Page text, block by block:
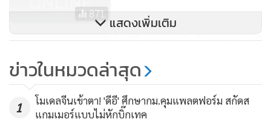
เข้ามาใช้มากขึ้น เช่น การให้ส่วนลดเพิ่ม หรือคืนเงินให้เร็วขึ้น
ส่วนในภาคอุตสาหกรรมนั้นต้องดูว่าอุตสาหกรรมไหนเป็น
อุตสาหกรรมหลักต้องส่งเสริมก่อน โดยต้องกำหนดนโยบายร่วม
กันว่าจะหนุนอุตสาหกรรมไหนก่อน
สำหรับในส่วนของแอนิเมชันนั้น ปัจจุบันผู้ประกอบการ
แอนิเมชันยังมีความเข้มแข็งอยู่ แต่ยังขาดการพัฒนาให้มี
871
1,145
ไอซีที คาดปลายปีแก้ กม. 13 ฉบับ มี
แสดงเพิ่มเติม
ข่าวในหมวดล่าสุด
1
โมเดลจีนเข้าตา! 'ดีอี' ศึกษากม.คุมแพลตฟอร์ม สกัดส
แกมเมอร์แบบไม่หักบิ๊กเทค